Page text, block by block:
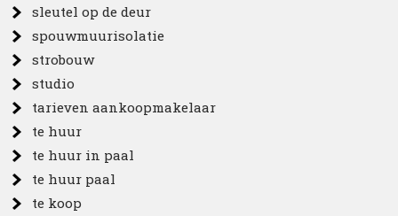
sleutel op de deur
spouwmuurisolatie
strobouw
studio
tarieven aankoopmakelaar
te huur
te huur in paal
te huur paal
te koop